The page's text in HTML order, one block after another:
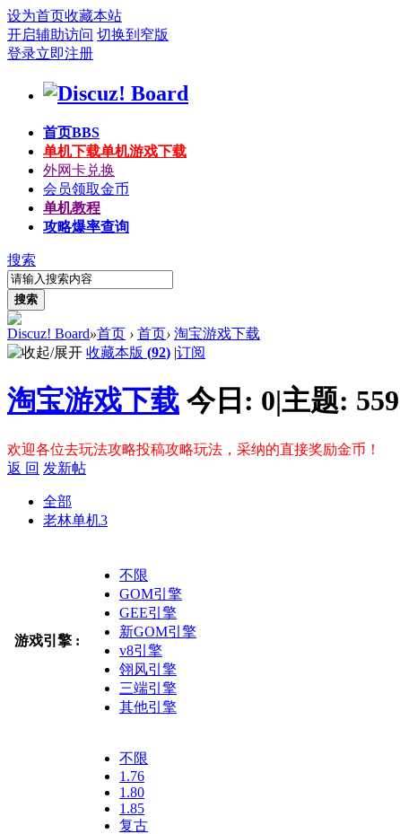
设为首页收藏本站
开启辅助访问 切换到窄版
登录立即注册
首页BBS
单机下载单机游戏下载
外网卡兑换
会员领取金币
单机教程
攻略爆率查询
搜索
搜索
Discuz! Board»首页 › 首页› 淘宝游戏下载
收藏本版 (92) |订阅
淘宝游戏下载 今日: 0|主题: 559
欢迎各位去玩法攻略投稿攻略玩法，采纳的直接奖励金币！
返 回 发新帖
全部
老林单机3
游戏引擎 :
不限
GOM引擎
GEE引擎
新GOM引擎
v8引擎
翎风引擎
三端引擎
其他引擎
不限
1.76
1.80
1.85
复古